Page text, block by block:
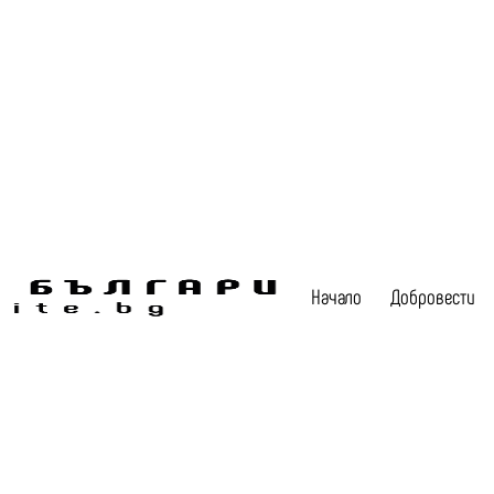
Начало Добровести